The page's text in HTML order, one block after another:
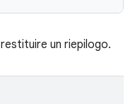
un riepilogo.